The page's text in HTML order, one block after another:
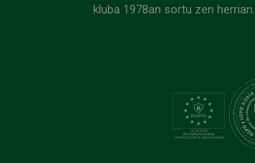
kluba 1978an sortu zen herrian.